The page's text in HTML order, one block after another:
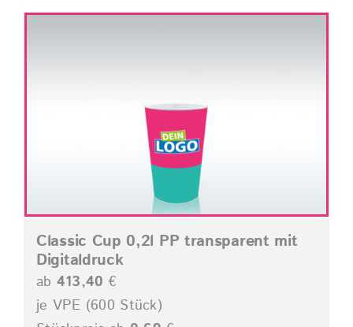
Classic Cup 0,2l PP transparent mit
Digitaldruck
ab 413,40 €
je VPE (600 Stück)